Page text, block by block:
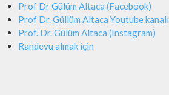
Prof Dr Gülüm Altaca (Facebook)
Prof Dr. Güllüm Altaca Youtube kanalı
Prof. Dr. Gülüm Altaca (Instagram)
Randevu almak için